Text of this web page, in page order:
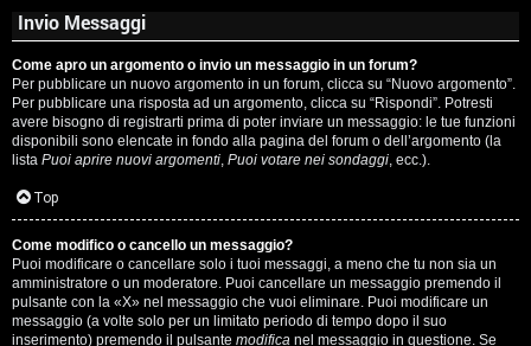
Invio Messaggi
Come apro un argomento o invio un messaggio in un forum?
Per pubblicare un nuovo argomento in un forum, clicca su “Nuovo argomento”.
Per pubblicare una risposta ad un argomento, clicca su “Rispondi”. Potresti
avere bisogno di registrarti prima di poter inviare un messaggio: le tue funzioni
disponibili sono elencate in fondo alla pagina del forum o dell’argomento (la
lista Puoi aprire nuovi argomenti, Puoi votare nei sondaggi, ecc.).
Top
Come modifico o cancello un messaggio?
Puoi modificare o cancellare solo i tuoi messaggi, a meno che tu non sia un
amministratore o un moderatore. Puoi cancellare un messaggio premendo il
pulsante con la «X» nel messaggio che vuoi eliminare. Puoi modificare un
messaggio (a volte solo per un limitato periodo di tempo dopo il suo
inserimento) premendo il pulsante modifica nel messaggio in questione. Se
P
e
r
c
o
r
s
i